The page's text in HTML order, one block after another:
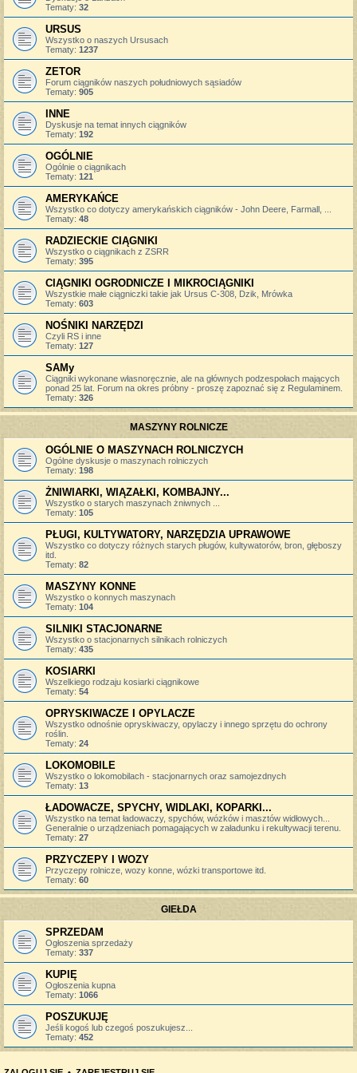
Tematy: 32
URSUS
Wszystko o naszych Ursusach
Tematy: 1237
ZETOR
Forum ciągników naszych południowych sąsiadów
Tematy: 905
INNE
Dyskusje na temat innych ciągników
Tematy: 192
OGÓLNIE
Ogólnie o ciągnikach
Tematy: 121
AMERYKAŃCE
Wszystko co dotyczy amerykańskich ciągników - John Deere, Farmall, ...
Tematy: 48
RADZIECKIE CIĄGNIKI
Wszystko o ciągnikach z ZSRR
Tematy: 395
CIĄGNIKI OGRODNICZE I MIKROCIĄGNIKI
Wszystkie małe ciągniczki takie jak Ursus C-308, Dzik, Mrówka
Tematy: 603
NOŚNIKI NARZĘDZI
Czyli RS i inne
Tematy: 127
SAMy
Ciągniki wykonane własnoręcznie, ale na głównych podzespołach mających
ponad 25 lat. Forum na okres próbny - proszę zapoznać się z Regulaminem.
Tematy: 326
MASZYNY ROLNICZE
OGÓLNIE O MASZYNACH ROLNICZYCH
Ogólne dyskusje o maszynach rolniczych
Tematy: 198
ŻNIWIARKI, WIĄZAŁKI, KOMBAJNY...
Wszystko o starych maszynach żniwnych ...
Tematy: 105
PŁUGI, KULTYWATORY, NARZĘDZIA UPRAWOWE
Wszystko co dotyczy różnych starych pługów, kultywatorów, bron, głęboszy
itd.
Tematy: 82
MASZYNY KONNE
Wszystko o konnych maszynach
Tematy: 104
SILNIKI STACJONARNE
Wszystko o stacjonarnych silnikach rolniczych
Tematy: 435
KOSIARKI
Wszelkiego rodzaju kosiarki ciągnikowe
Tematy: 54
OPRYSKIWACZE I OPYLACZE
Wszystko odnośnie opryskiwaczy, opylaczy i innego sprzętu do ochrony
roślin.
Tematy: 24
LOKOMOBILE
Wszystko o lokomobilach - stacjonarnych oraz samojezdnych
Tematy: 13
ŁADOWACZE, SPYCHY, WIDLAKI, KOPARKI...
Wszystko na temat ładowaczy, spychów, wózków i masztów widłowych...
Generalnie o urządzeniach pomagających w załadunku i rekultywacji terenu.
Tematy: 27
PRZYCZEPY I WOZY
Przyczepy rolnicze, wozy konne, wózki transportowe itd.
Tematy: 60
GIEŁDA
SPRZEDAM
Ogłoszenia sprzedaży
Tematy: 337
KUPIĘ
Ogłoszenia kupna
Tematy: 1066
POSZUKUJĘ
Jeśli kogoś lub czegoś poszukujesz...
Tematy: 452